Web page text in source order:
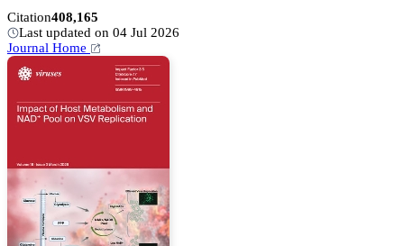
Citation408,165
Last updated on 04 Jul 2026
Journal Home